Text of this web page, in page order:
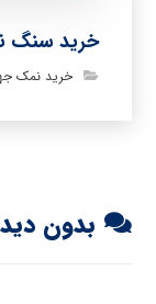
خرید سنگ
خرید نمک
بدون